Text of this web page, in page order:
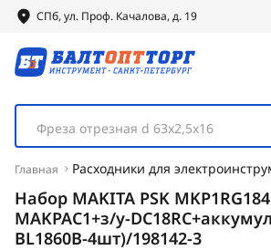
СПб, ул. Проф. Качалова, д. 19
Фреза отрезная d 63х2,5х16
Главная Расходники для
Набор MAKITA PSK
MAKPAC1+з/у-
BL1860B-4шт)/198142-3